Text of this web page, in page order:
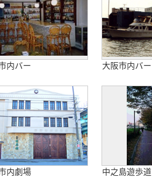
内バー 大阪市内バー
内劇場 中之島遊歩道